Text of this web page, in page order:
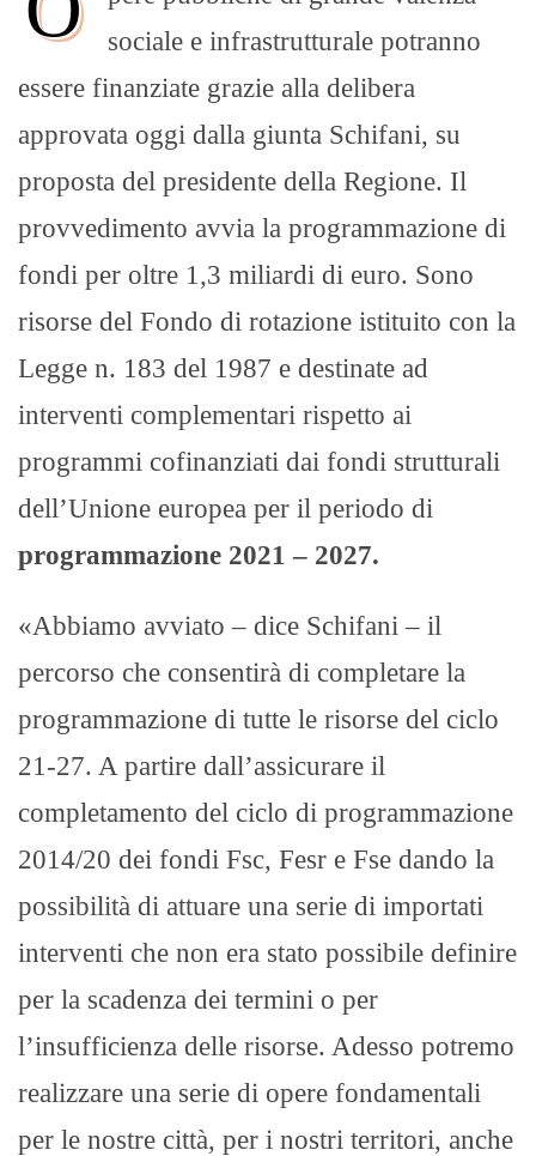
sociale e infrastrutturale potranno
essere finanziate grazie alla delibera
approvata oggi dalla giunta Schifani, su
proposta del presidente della Regione. Il
provvedimento avvia la programmazione di
fondi per oltre 1,3 miliardi di euro. Sono
risorse del Fondo di rotazione istituito con la
Legge n. 183 del 1987 e destinate ad
interventi complementari rispetto ai
programmi cofinanziati dai fondi strutturali
dell’Unione europea per il periodo di
programmazione 2021 – 2027.
«Abbiamo avviato – dice Schifani – il
percorso che consentirà di completare la
programmazione di tutte le risorse del ciclo
21-27. A partire dall’assicurare il
completamento del ciclo di programmazione
2014/20 dei fondi Fsc, Fesr e Fse dando la
possibilità di attuare una serie di importati
interventi che non era stato possibile definire
per la scadenza dei termini o per
l’insufficienza delle risorse. Adesso potremo
realizzare una serie di opere fondamentali
per le nostre città, per i nostri territori, anche